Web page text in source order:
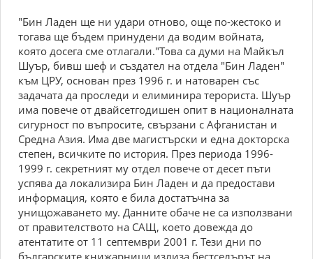
"Бин Ладен ще ни удари отново, още по-жестоко и
тогава ще бъдем принудени да водим войната,
която досега сме отлагали."Това са думи на Майкъл
Шуър, бивш шеф и създател на отдела "Бин Ладен"
към ЦРУ, основан през 1996 г. и натоварен със
задачата да проследи и елиминира терориста. Шуър
има повече от двайсетгодишен опит в националната
сигурност по въпросите, свързани с Афганистан и
Средна Азия. Има две магистърски и една докторска
степен, всичките по история. През периода 1996-
1999 г. секретният му отдел повече от десет пъти
успява да локализира Бин Ладен и да предостави
информация, която е била достатъчна за
унищожаването му. Данните обаче не са използвани
от правителството на САЩ, което довежда до
атентатите от 11 септември 2001 г. Тези дни по
българските книжарници излиза бестселърът на